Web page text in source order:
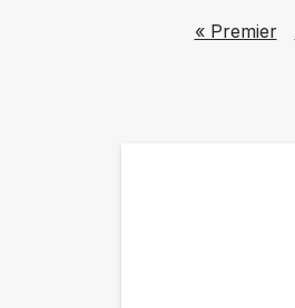
First page
« Premier